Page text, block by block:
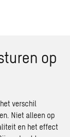
op
verschil
Niet alleen op
en het effect